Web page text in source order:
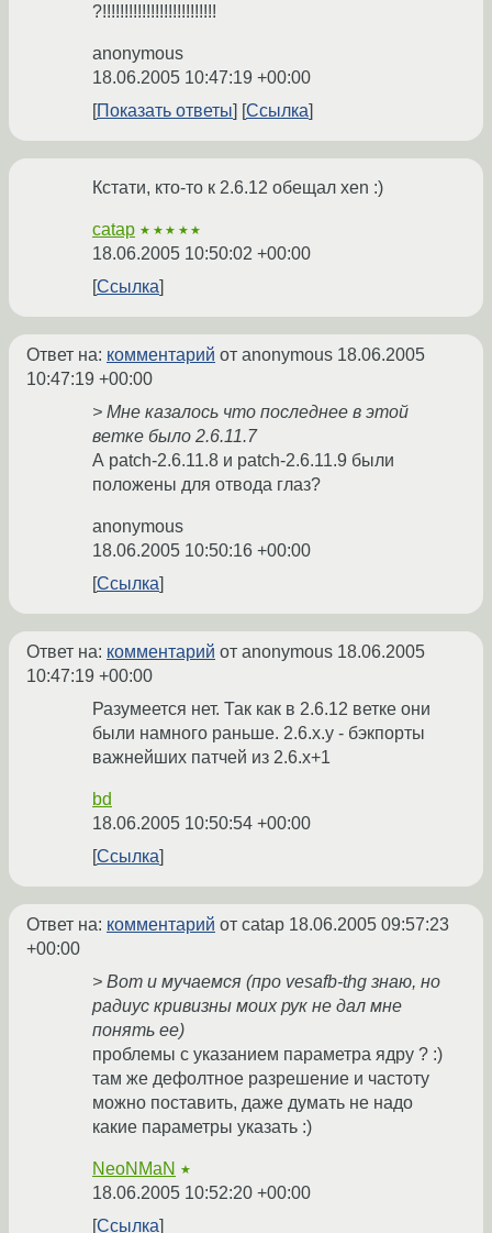
?!!!!!!!!!!!!!!!!!!!!!!!!!!
anonymous
18.06.2005 10:47:19 +00:00
Показать ответы
Ссылка
Кстати, кто-то к 2.6.12 обещал xen :)
catap ★★★★★
18.06.2005 10:50:02 +00:00
Ссылка
Ответ на: комментарий от anonymous 18.06.2005
10:47:19 +00:00
> Мне казалось что последнее в этой
ветке было 2.6.11.7
А patch-2.6.11.8 и patch-2.6.11.9 были
положены для отвода глаз?
anonymous
18.06.2005 10:50:16 +00:00
Ссылка
Ответ на: комментарий от anonymous 18.06.2005
10:47:19 +00:00
Разумеется нет. Так как в 2.6.12 ветке они
были намного раньше. 2.6.x.y - бэкпорты
важнейших патчей из 2.6.x+1
bd
18.06.2005 10:50:54 +00:00
Ссылка
Ответ на: комментарий от catap 18.06.2005 09:57:23
+00:00
> Вот и мучаемся (про vesafb-thg знаю, но
радиус кривизны моих рук не дал мне
понять ее)
проблемы с указанием параметра ядру ? :)
там же дефолтное разрешение и частоту
можно поставить, даже думать не надо
какие параметры указать :)
NeoNMaN ★
18.06.2005 10:52:20 +00:00
Ссылка